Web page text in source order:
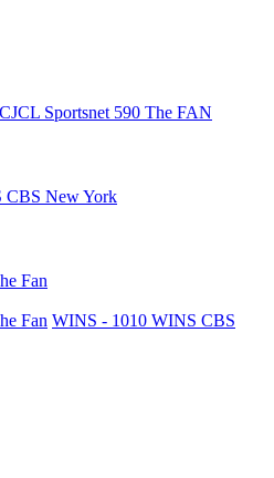
CJCL Sportsnet 590 The FAN
CBS New York
Fan
Fan WINS - 1010 WINS CBS